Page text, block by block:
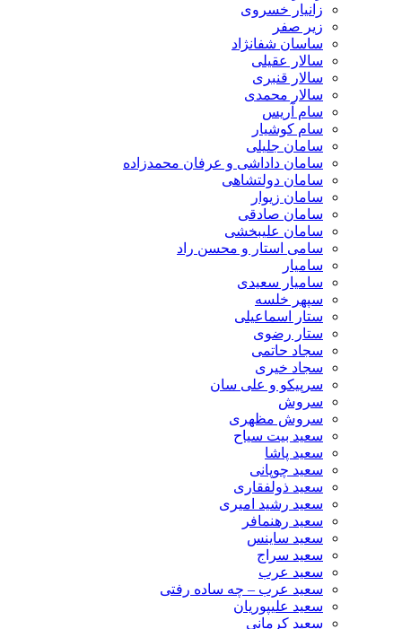
زانیار خسروی
زیر صفر
ساسان شفانژاد
سالار عقیلی
سالار قنبری
سالار محمدی
سام آریس
سام کوشیار
سامان جلیلی
سامان داداشی و عرفان محمدزاده
سامان دولتشاهی
سامان زیوار
سامان صادقی
سامان علیبخشی
سامی استار و محسن راد
سامیار
سامیار سعیدی
سپهر خلسه
ستار اسماعیلی
ستار رضوی
سجاد حاتمی
سجاد خیری
سرپیکو و علی سان
سروش
سروش مظهری
سعید بیت سیاح
سعید پاشا
سعید چوپانی
سعید ذولفقاری
سعید رشید امیری
سعید رهنمافر
سعید ساینس
سعید سراج
سعید عرب
سعید عرب – چه ساده رفتی
سعید علیپوریان
سعید کرمانی